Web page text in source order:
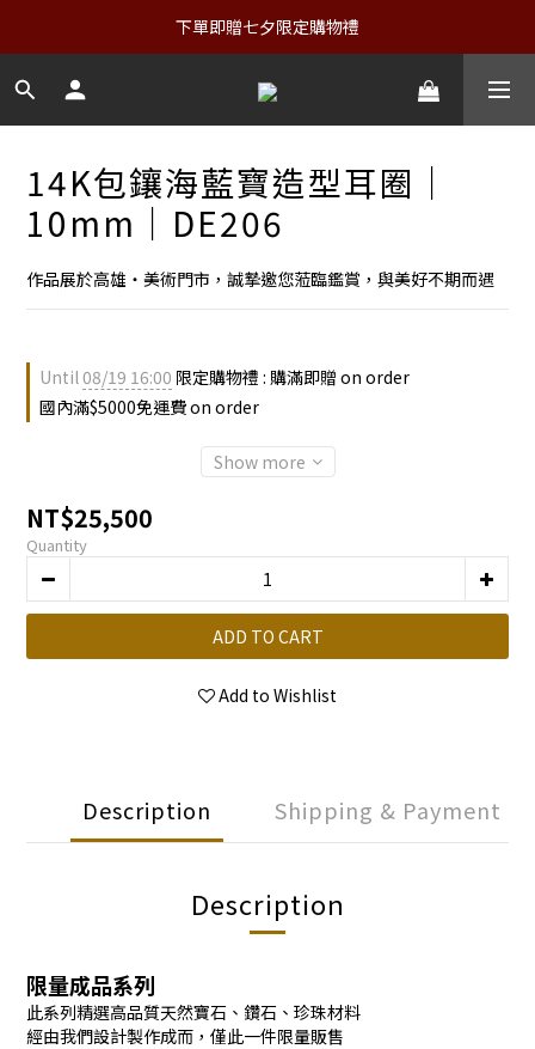
下單即贈七夕限定購物禮
14K包鑲海藍寶造型耳圈｜
10mm｜DE206
作品展於高雄・美術門市，誠摯邀您蒞臨鑑賞，與美好不期而遇
Until08/19 16:00 限定購物禮 : 購滿即贈 on order
國內滿$5000免運費 on order
Show more
NT$25,500
Quantity
ADD TO CART
Add to Wishlist
Description Shipping & Payment
Description
限量成品系列
此系列精選高品質天然寶石、鑽石、珍珠材料
經由我們設計製作成而，僅此一件限量販售